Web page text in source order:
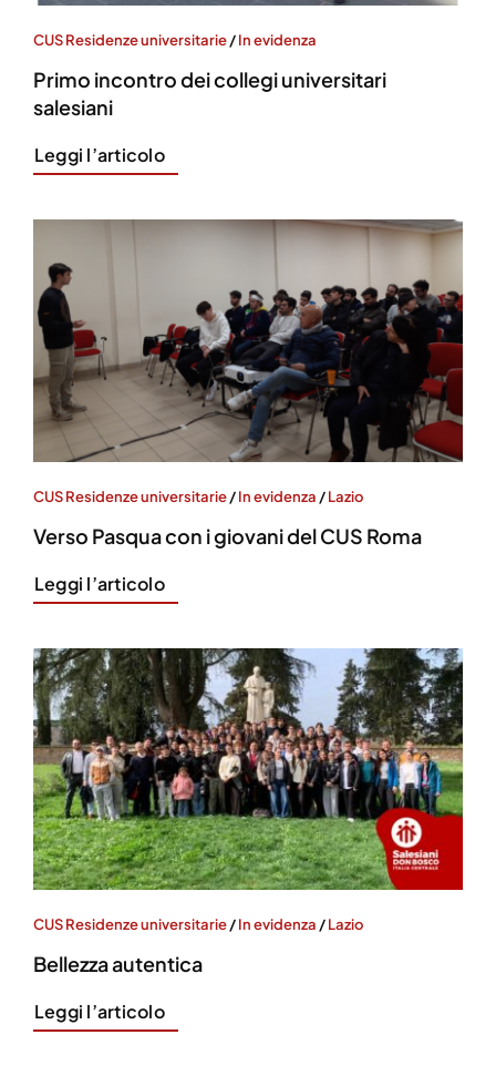
CUS Residenze universitarie/In evidenza
Primo incontro dei collegi universitari
salesiani
Leggi l’articolo
CUS Residenze universitarie/In evidenza /Lazio
Verso Pasqua con i giovani del CUS Roma
Leggi l’articolo
CUS Residenze universitarie/In evidenza /Lazio
Bellezza autentica
Leggi l’articolo